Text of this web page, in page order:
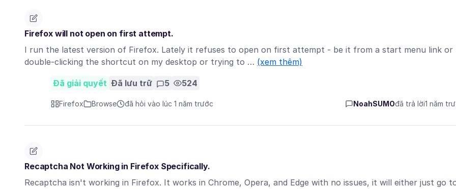
Firefox will not open on first attempt.
I run the latest version of Firefox. Lately it refuses to open on first attempt - be it from a start menu link or
double-clicking the shortcut on my desktop or trying to … (xem thêm)
Đã giải quyết Đã lưu trữ 5 524
Firefox Browse đã hỏi vào lúc 1 năm trước NoahSUMOđã trả lời1 năm
Recaptcha Not Working in Firefox Specifically.
Recaptcha isn't working in Firefox. It works in Chrome, Opera, and Edge with no issues, it will either just go